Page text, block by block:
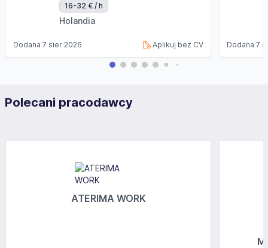
16-32 € / h
Holandia
Dodana 7 sier 2026 Aplikuj bez CV Dodana7
Polecani pracodawcy
ATERIMA WORK